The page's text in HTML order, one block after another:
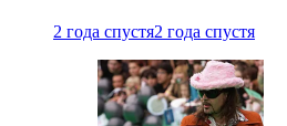
2 года спустя2 года спустя